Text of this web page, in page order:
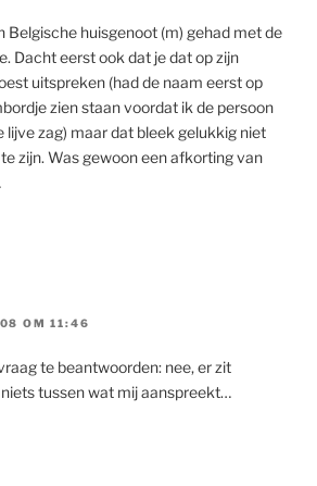
Belgische huisgenoot (m) gehad met de
Dacht eerst ook dat je dat op zijn
uitspreken (had de naam eerst op
zien staan voordat ik de persoon
lijve zag) maar dat bleek gelukkig niet
zijn. Was gewoon een afkorting van
OM 11:46
te beantwoorden: nee, er zit
tussen wat mij aanspreekt…